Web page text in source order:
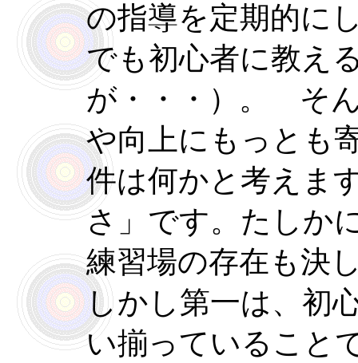
の指導を定期的に
でも初心者に教え
が・・・）。 そ
や向上にもっとも
件は何かと考えま
さ」です。たしか
練習場の存在も決
しかし第一は、初
い揃っていること